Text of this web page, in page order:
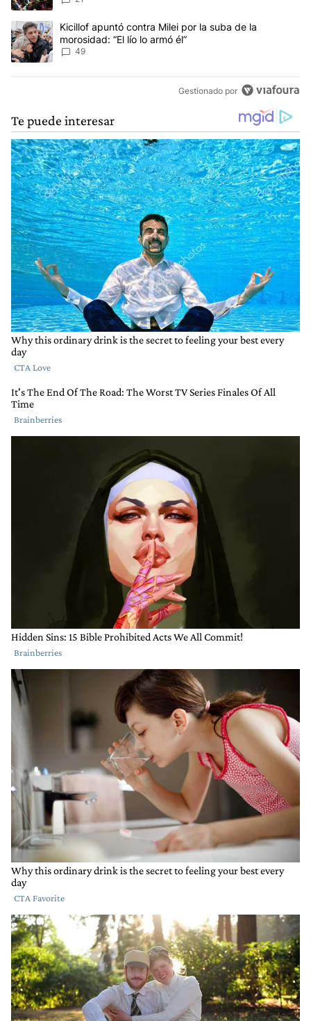
Un artículo de tendencia con el título "Kicillof apuntó contra Milei
Kicillof apuntó contra Milei por la suba de la
morosidad: “El lío lo armó él”
49
Gestionado por